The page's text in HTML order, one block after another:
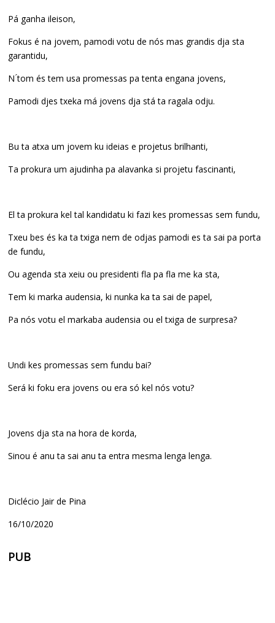
Pá ganha ileison,
Fokus é na jovem, pamodi votu de nós mas grandis dja sta
garantidu,
N ́tom és tem usa promessas pa tenta engana jovens,
Pamodi djes txeka má jovens dja stá ta ragala odju.
Bu ta atxa um jovem ku ideias e projetus brilhanti,
Ta prokura um ajudinha pa alavanka si projetu fascinanti,
El ta prokura kel tal kandidatu ki fazi kes promessas sem fundu,
Txeu bes és ka ta txiga nem de odjas pamodi es ta sai pa porta
de fundu,
Ou agenda sta xeiu ou presidenti fla pa fla me ka sta,
Tem ki marka audensia, ki nunka ka ta sai de papel,
Pa nós votu el markaba audensia ou el txiga de surpresa?
Undi kes promessas sem fundu bai?
Será ki foku era jovens ou era só kel nós votu?
Jovens dja sta na hora de korda,
Sinou é anu ta sai anu ta entra mesma lenga lenga.
Diclécio Jair de Pina
16/10/2020
PUB